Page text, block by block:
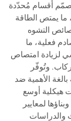
أقسام مُحدّدة
ما يمتص الطاقة
التشوه
فعلية، ما
لزيادة امتصاص
وتُوفّر
الأهمية ضد
هيكلية أوسع
لمعايير
والدراسات